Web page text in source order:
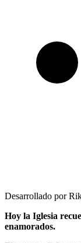
Desarrollado por
Hoy la Iglesia recuerda a San Valentín, patrono de los
enamorados.